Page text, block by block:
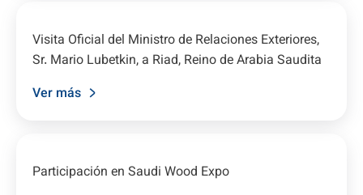
Visita Oficial del Ministro de Relaciones Exteriores,
Sr. Mario Lubetkin, a Riad, Reino de Arabia Saudita
Ver más
Participación en Saudi Wood Expo